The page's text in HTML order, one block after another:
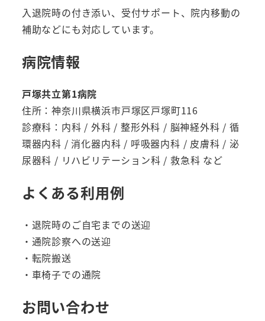
入退院時の付き添い、受付サポート、院内移動の
補助などにも対応しています。
病院情報
戸塚共立第1病院
住所：神奈川県横浜市戸塚区戸塚町116
診療科：内科 / 外科 / 整形外科 / 脳神経外科 / 循
環器内科 / 消化器内科 / 呼吸器内科 / 皮膚科 / 泌
尿器科 / リハビリテーション科 / 救急科 など
よくある利用例
・退院時のご自宅までの送迎
・通院診察への送迎
・転院搬送
・車椅子での通院
お問い合わせ